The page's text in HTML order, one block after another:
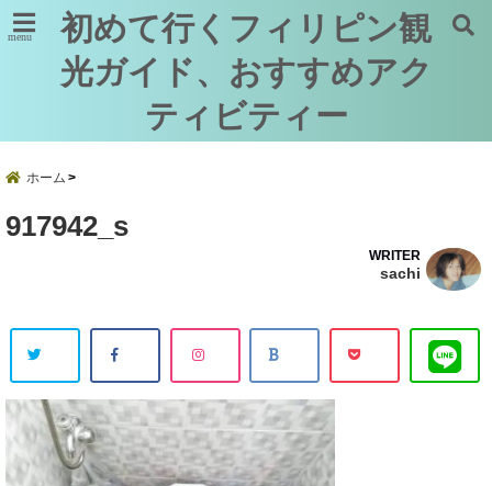
menu
初めて行くフィリピン観
光ガイド、おすすめアク
ティビティー
ホーム
917942_s
WRITER
sachi